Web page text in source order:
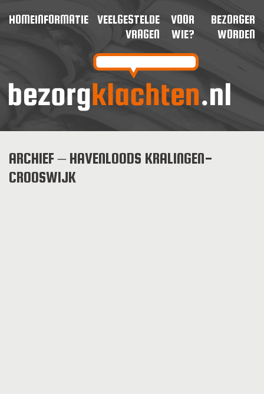
HOMEINFORMATIE
VEELGESTELDE
VRAGEN
VOOR
WIE?
BEZORGER
WORDEN
ARCHIEF – HAVENLOODS KRALINGEN-
CROOSWIJK